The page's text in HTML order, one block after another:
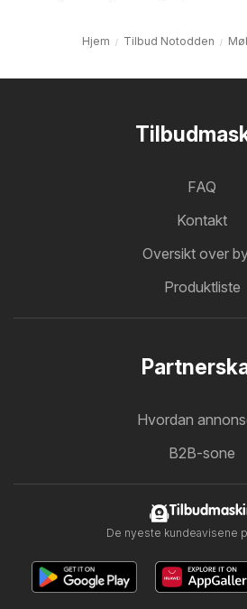
Hjem Tilbud Notodden
FAQ
Kontakt
Oversikt over
Produktliste
Hvordan
B2B-sone
De nyeste kundeavisene